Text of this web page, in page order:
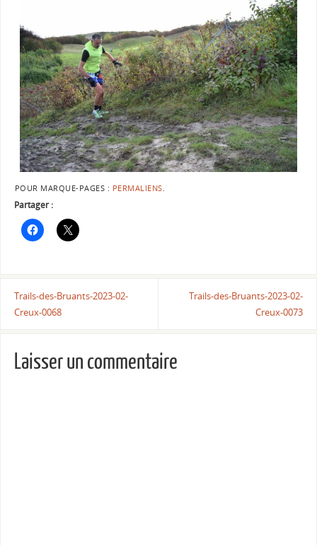
POUR MARQUE-PAGES : PERMALIENS.
Partager :
Trails-des-Bruants-2023-02-
Creux-0068
Trails-des-Bruants-2023-02-
Creux-0073
Laisser un commentaire